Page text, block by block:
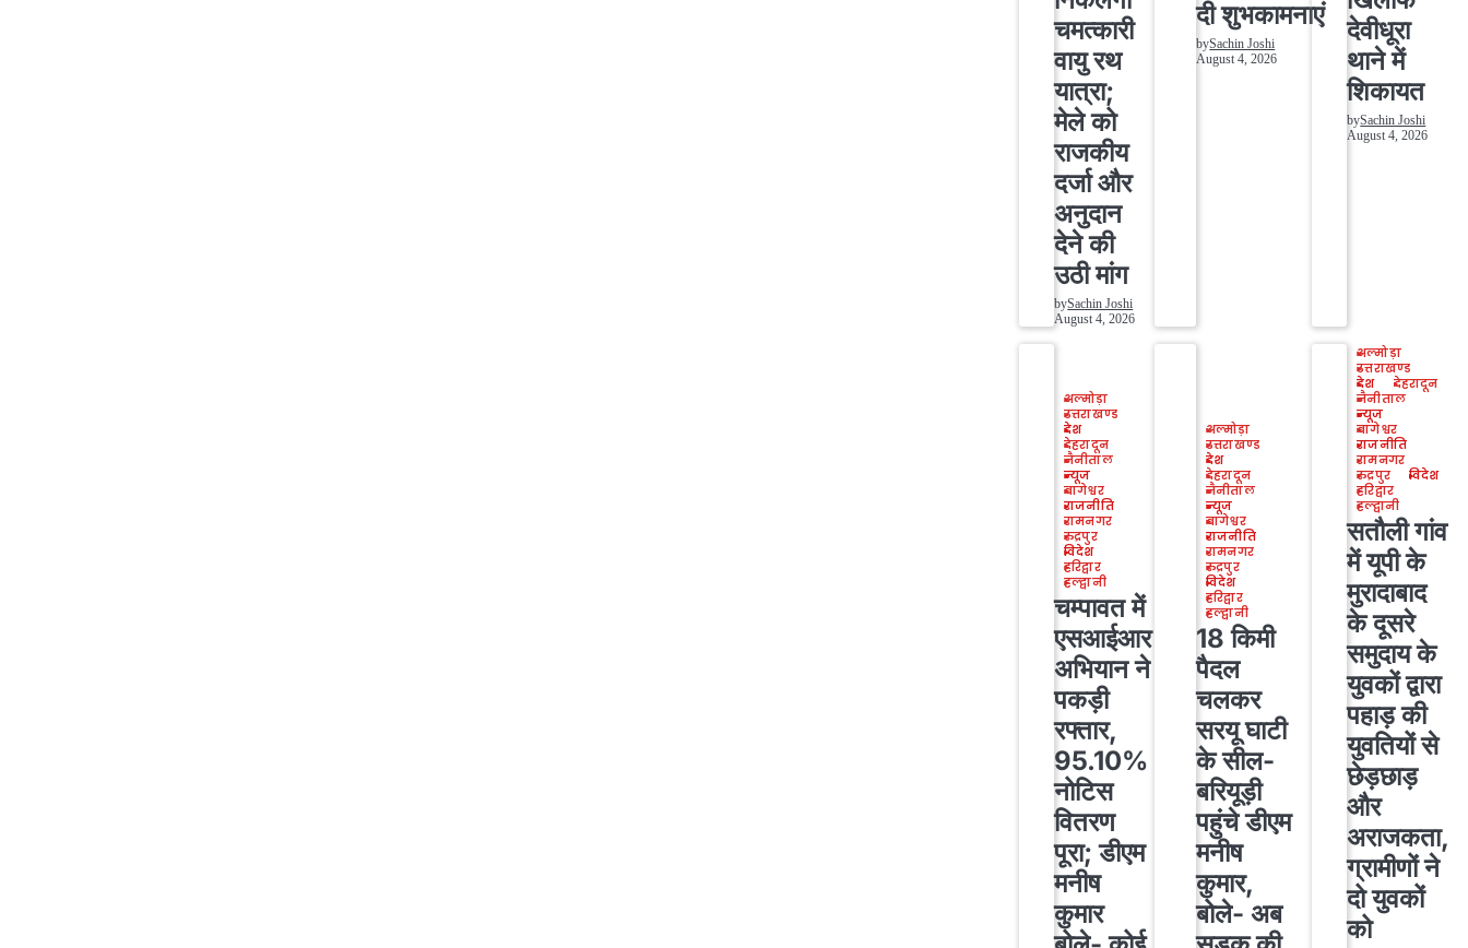
चमत्कारी
वायु रथ
यात्रा;
मेले को
राजकीय
दर्जा और
अनुदान
देने की
उठी मांग
bySachin Joshi
August 4, 2026
दी शुभकामनाएं
bySachin Joshi
August 4, 2026
देवीधूरा
थाने में
शिकायत
bySachin Joshi
August 4, 2026
अल्मोड़ा
उत्तराखण्ड
देश
देहरादून
नैनीताल
न्यूज
बागेश्वर
राजनीति
रामनगर
रुद्रपुर
विदेश
हरिद्वार
हल्द्वानी
चम्पावत में
एसआईआर
अभियान ने
पकड़ी
रफ्तार,
95.10%
नोटिस
वितरण
पूरा; डीएम
मनीष
कुमार
अल्मोड़ा
उत्तराखण्ड
देश
देहरादून
नैनीताल
न्यूज
बागेश्वर
राजनीति
रामनगर
रुद्रपुर
विदेश
हरिद्वार
हल्द्वानी
18 किमी
पैदल
चलकर
सरयू घाटी
के सील-
बरियूड़ी
पहुंचे डीएम
मनीष
कुमार,
बोले- अब
अल्मोड़ा
उत्तराखण्ड
देश
देहरादून
नैनीताल
न्यूज
बागेश्वर
राजनीति
रामनगर
रुद्रपुर
विदेश
हरिद्वार
हल्द्वानी
सतौली गांव
में यूपी के
मुरादाबाद
के दूसरे
समुदाय के
युवकों द्वारा
पहाड़ की
युवतियों से
छेड़छाड़
और
अराजकता,
ग्रामीणों ने
दो युवकों
को